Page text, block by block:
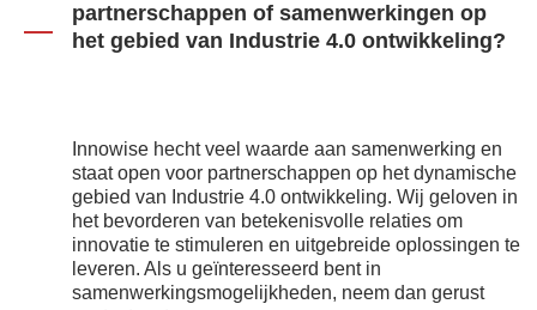
partnerschappen of samenwerkingen op
het gebied van Industrie 4.0 ontwikkeling?
Innowise hecht veel waarde aan samenwerking en
staat open voor partnerschappen op het dynamische
gebied van Industrie 4.0 ontwikkeling. Wij geloven in
het bevorderen van betekenisvolle relaties om
innovatie te stimuleren en uitgebreide oplossingen te
leveren. Als u geïnteresseerd bent in
samenwerkingsmogelijkheden, neem dan gerust